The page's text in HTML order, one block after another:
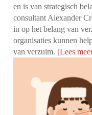
en is van strategisch
consultant Alexander
in op het belang van
organisaties kunnen
van verzuim. [Lees